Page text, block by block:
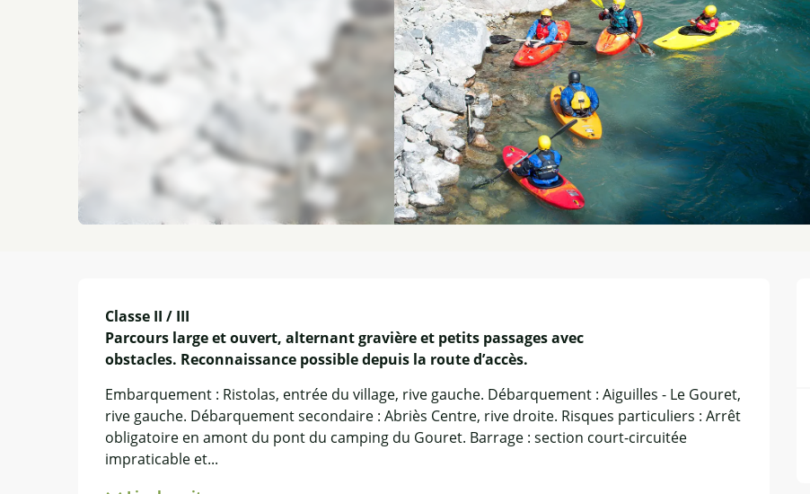
Classe II / III
Parcours large et ouvert, alternant gravière et petits passages avec
obstacles. Reconnaissance possible depuis la route d’accès.
Embarquement : Ristolas, entrée du village, rive gauche. Débarquement : Aiguilles - Le Gouret,
rive gauche. Débarquement secondaire : Abriès Centre, rive droite. Risques particuliers : Arrêt
obligatoire en amont du pont du camping du Gouret. Barrage : section court-circuitée
impraticable et...